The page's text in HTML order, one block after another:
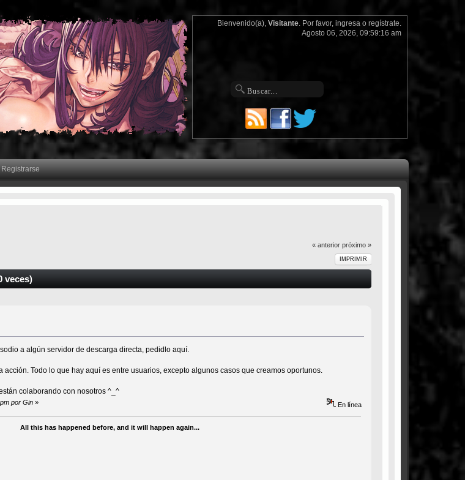
Bienvenido(a), Visitante. Por favor, ingresao regístrate.
Agosto 06, 2026, 09:59:16 am
Registrarse
« anterior próximo »
IMPRIMIR
veces)
a algún servidor de descarga directa, pedidlo aquí.
acción. Todo lo que hay aquí es entre usuarios, excepto algunos casos que creamos oportunos.
colaborando con nosotros ^_^
por Gin» En línea
All this has happened before, and it will happen again...